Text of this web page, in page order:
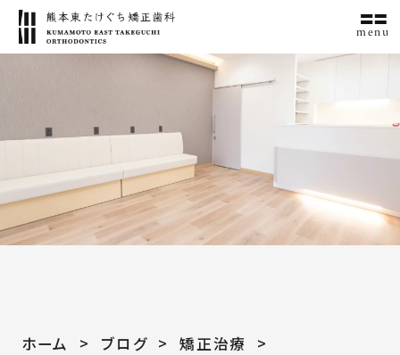
menu
ホーム ブログ
矯正治療